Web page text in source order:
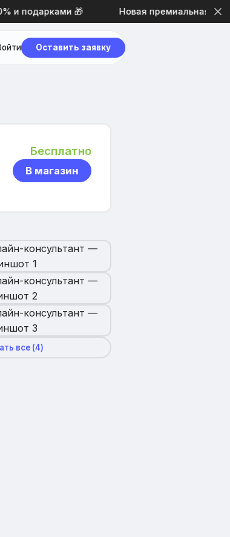
и подарками 🎁 Новая премиальная тема
Оставить заявку
Бесплатно
В магазин
все (4)